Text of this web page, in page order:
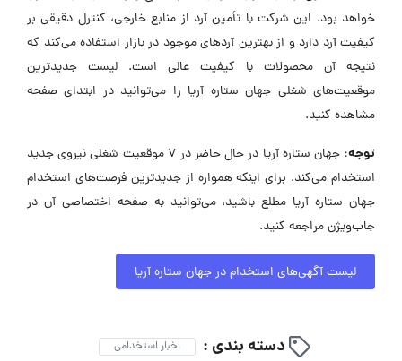
خواهد بود. این شرکت با تأمین آرد از منابع خارجی، کنترل دقیقی بر
کیفیت آرد دارد و از بهترین آردهای موجود در بازار استفاده می‌کند که
نتیجه آن محصولات با کیفیت عالی است. لیست جدیدترین
موقعیت‌های شغلی جهان ستاره آریا را می‌توانید در ابتدای صفحه
مشاهده کنید.
توجه:
جهان ستاره آریا در حال حاضر در ۷ موقعیت شغلی نیروی جدید
استخدام می‌کند. برای اینکه همواره از جدیدترین فرصت‌های استخدام
جهان ستاره آریا مطلع باشید، می‌توانید به صفحه اختصاصی آن در
جاب‌ویژن مراجعه کنید.
لیست آگهی‌های استخدام در جهان ستاره آریا
دسته بندی : اخبار استخدامی